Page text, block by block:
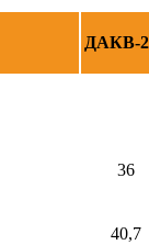
ДАКВ-
36
40,7